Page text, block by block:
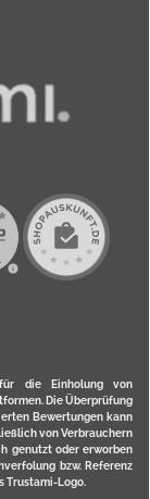
die Einholung von
Die Überprüfung
Bewertungen kann
von Verbrauchern
genutzt oder erworben
bzw. Referenz
Trustami-Logo.